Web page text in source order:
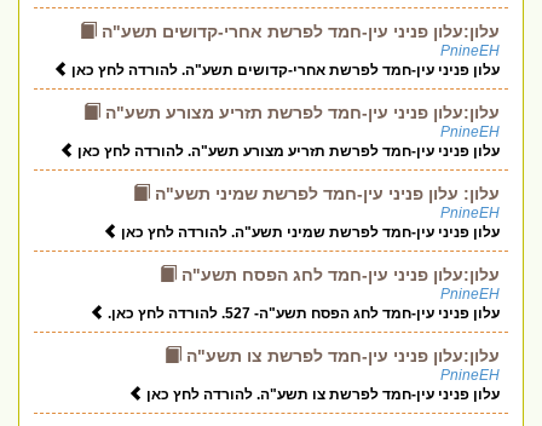
עלון:עלון פניני עין-חמד לפרשת אחרי-קדושים תשע"ה
PnineEH
עלון פניני עין-חמד לפרשת אחרי-קדושים תשע"ה. להורדה לחץ כאן
עלון:עלון פניני עין-חמד לפרשת תזריע מצורע תשע"ה
PnineEH
עלון פניני עין-חמד לפרשת תזריע מצורע תשע"ה. להורדה לחץ כאן
עלון: עלון פניני עין-חמד לפרשת שמיני תשע"ה
PnineEH
עלון פניני עין-חמד לפרשת שמיני תשע"ה. להורדה לחץ כאן
עלון:עלון פניני עין-חמד לחג הפסח תשע"ה
PnineEH
עלון פניני עין-חמד לחג הפסח תשע"ה- 527. להורדה לחץ כאן.
עלון:עלון פניני עין-חמד לפרשת צו תשע"ה
PnineEH
עלון פניני עין-חמד לפרשת צו תשע"ה. להורדה לחץ כאן